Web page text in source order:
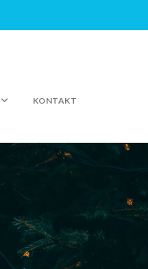
KONTAKT